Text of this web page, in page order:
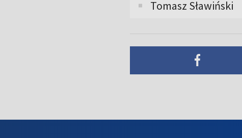
Tomasz Sławiński